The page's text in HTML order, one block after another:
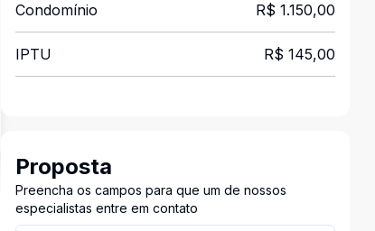
Condomínio R$ 1.150,00
IPTU R$ 145,00
Proposta
Preencha os campos para que um de nossos
especialistas entre em contato